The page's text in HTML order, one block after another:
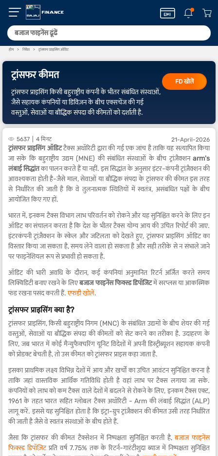
होम निवेश ट्रांसफर प्राइसिंग ऑडिट
ट्रांसफर कीमत
ट्रांसफर प्राइसिंग किसी बहुराष्ट्रीय कंपनी के भीतर संबंधित संस्थाओं,
जैसे सहायक कंपनियों या डिविज़न के बीच एक्सचेंज की गई
वस्तुओं, सेवाओं या बौद्धिक संपदा की कीमतों को दर्शाती है.
FD खोलें
5637 4 मिनट 21-April-2026
ट्रांसफर प्राइसिंग ऑडिटटैक्स अथॉरिटी द्वारा की गई एक जांच है ताकि यह सत्यापित किया
जा सके कि बहुराष्ट्रीय उद्यम (MNE) की संबंधित संस्थाओं के बीच ट्रांज़ैक्शन arm's
लंबाई सिद्धांतका पालन करते हैं या नहीं. इस सिद्धांत के अनुसार इंटर-कंपनी ट्रांज़ैक्शन की
आवश्यकता होती है-जैसे माल, सेवाओं या बौद्धिक संपदा के ट्रांसफर की कीमत इस तरह
से निर्धारित की जाती है कि वे तुलनात्मक स्थितियों में स्वतंत्र, असंबंधित पक्षों के बीच
आयोजित किए गए हों.
भारत में, इनकम टैक्स विभाग लाभ परिवर्तन को रोकने और यह सुनिश्चित करने के लिए इन
ऑडिट का संचालन करता है कि देश के भीतर टैक्स योग्य आय की उचित रिपोर्ट की जाए.
इंटरकंपनी ट्रांज़ैक्शन के स्केल और जटिलता को देखते हुए, ट्रांसफर प्राइसिंग ऑडिट का
विस्तार किया जा सकता है, समय लेने वाला हो सकता है और सही तरीके से न संभाले जाने
पर फाइनेंशियल रूप से प्रभावी हो सकता है.
ऑडिट की भारी अवधि के दौरान, कई कंपनियां अनुमानित रिटर्न अर्जित करते समय
लिक्विडिटी बनाए रखने के लिएबजाज फाइनेंस फिक्स्ड डिपॉजिटमें सरप्लस या आकस्मिक
फंड रखना पसंद करती हैं.एफडी खोलें.
ट्रांसफर प्राइसिंग क्या है?
ट्रांसफर प्राइसिंग, किसी बहुराष्ट्रीय निगम (MNC) के संबंधित उद्यमों के बीच शेयर की गई
वस्तुओं, सेवाओं या बौद्धिक संपदा की कीमतों को सेट करने का तरीका है. उदाहरण के
लिए, जब भारत में कोई मैन्युफैक्चरिंग यूनिट विदेशों में अपनी डिस्ट्रीब्यूशन सहायक कंपनी
को प्रोडक्ट बेचती है, तो उस कीमत को ट्रांसफर प्राइस कहा जाता है.
इसका प्राथमिक लक्ष्य विभिन्न देशों में आय और खर्चों का उचित आवंटन सुनिश्चित करना है
ताकि जहां वास्तविक आर्थिक गतिविधि होती है वहां लाभ पर टैक्स लगाया जा सके.
कंपनियों को लाभ को कम टैक्स वाले देशों में बदलने से रोकने के लिए, इनकम टैक्स एक्ट,
1961 के तहत भारत सहित ग्लोबल टैक्स अथॉरिटी - Arm की लंबाई सिद्धांत (ALP)
लागू करें. इससे यह सुनिश्चित होता है कि इंट्रा-ग्रुप ट्रांज़ैक्शन की कीमत उसी तरह निर्धारित
की जाती है जैसे वे स्वतंत्र संस्थाओं के बीच होते हैं.
जैसा कि ट्रांसफर की कीमत टैक्सेशन में निष्पक्षता सुनिश्चित करती है,बजाज फाइनेंस
फिक्स्ड डिपॉज़िटप्रति वर्ष 7.75% तक के रिटर्न-गारंटीशुदा ब्याज में निष्पक्षता सुनिश्चित